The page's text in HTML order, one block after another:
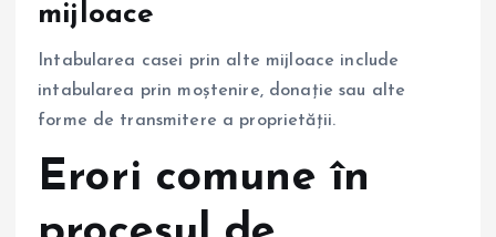
mijloace
Intabularea casei prin alte mijloace include
intabularea prin moștenire, donație sau alte
forme de transmitere a proprietății.
Erori comune în